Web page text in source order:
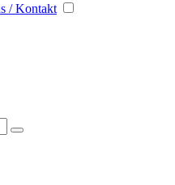
/ Kontakt